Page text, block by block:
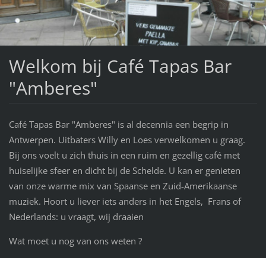
Welkom bij Café Tapas Bar
"Amberes"
Café Tapas Bar "Amberes" is al decennia een begrip in
Antwerpen. Uitbaters Willy en Loes verwelkomen u graag.
Bij ons voelt u zich thuis in een ruim en gezellig café met
huiselijke sfeer en dicht bij de Schelde. U kan er genieten
van onze warme mix van Spaanse en Zuid-Amerikaanse
muziek. Hoort u liever iets anders in het Engels, Frans of
Nederlands: u vraagt, wij draaien
Wat moet u nog van ons weten ?